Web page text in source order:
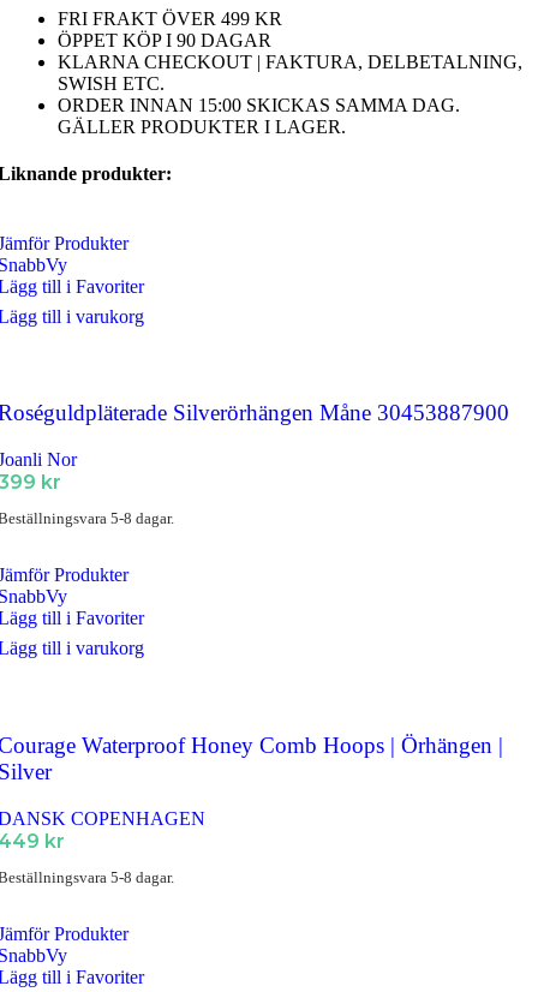
FRI FRAKT ÖVER 499 KR
ÖPPET KÖP I 90 DAGAR
KLARNA CHECKOUT | FAKTURA, DELBETALNING,
SWISH ETC.
ORDER INNAN 15:00 SKICKAS SAMMA DAG.
GÄLLER PRODUKTER I LAGER.
produkter:
Produkter
till i Favoriter
till i varukorg
Silverörhängen Måne 30453887900
Nor
kr
5-8 dagar.
Produkter
till i Favoriter
till i varukorg
Waterproof Honey Comb Hoops | Örhängen |
COPENHAGEN
kr
5-8 dagar.
Produkter
till i Favoriter